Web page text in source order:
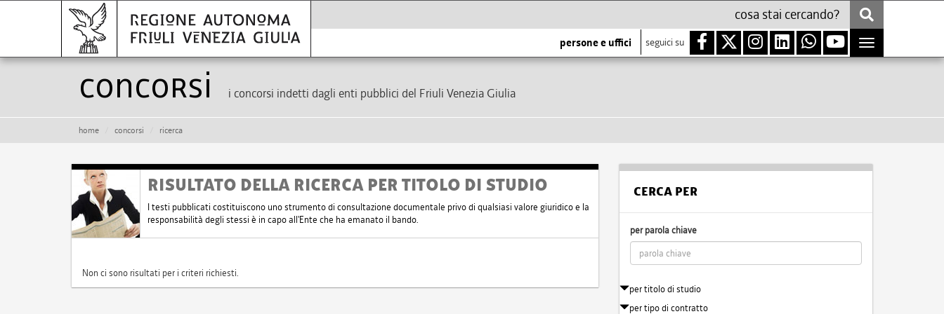
persone e uffici seguici su
Toggle
navigation
Concorsi i concorsi indetti dagli enti pubblici del Friuli Venezia Giulia
home concorsi ricerca
RISULTATO DELLA RICERCA PER TITOLO DI STUDIO
I testi pubblicati costituiscono uno strumento di consultazione documentale privo di qualsiasi valore giuridico e la
responsabilità degli stessi è in capo all'Ente che ha emanato il bando.
Non ci sono risultati per i criteri richiesti.
CERCA PER
per parola chiave
per titolo di studio
per tipo di contratto